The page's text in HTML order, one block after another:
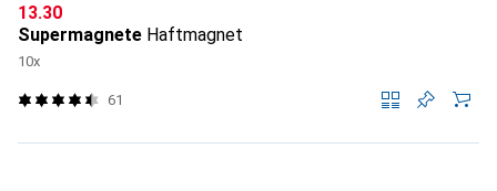
CHF
13.30
Supermagnete Haftmagnet
10x
61